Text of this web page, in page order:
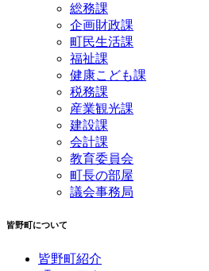
総務課
企画財政課
町民生活課
福祉課
健康こども課
税務課
産業観光課
建設課
会計課
教育委員会
町長の部屋
議会事務局
皆野町について
皆野町紹介